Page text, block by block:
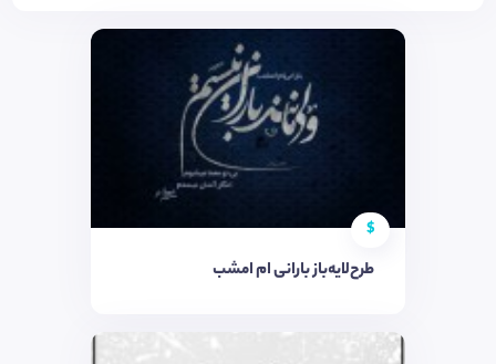
$
طرح‌لایه‌باز بارانی ام امشب